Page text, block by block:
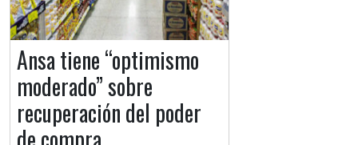
Ansa tiene “optimismo
moderado” sobre
recuperación del poder